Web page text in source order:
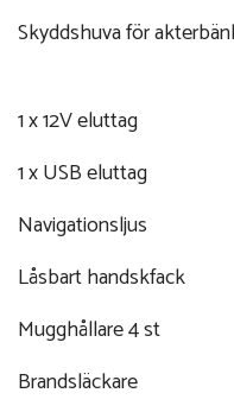
Skyddshuva för
1 x 12V eluttag
1 x USB eluttag
Navigationsljus
Låsbart handskfack
Mugghållare 4 st
Brandsläckare